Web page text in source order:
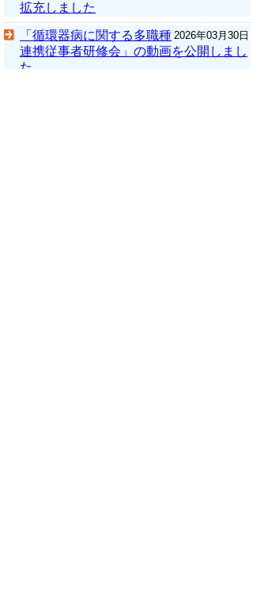
拡充しました
2026年03月30日
「循環器病に関する多職種
連携従事者研修会」の動画を公開しまし
た